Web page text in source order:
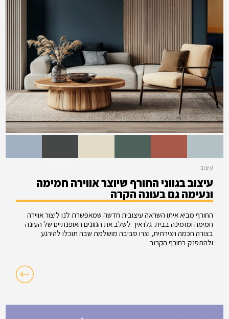
עיצוב
עיצוב בגווני החורף שיוצר אווירה חמימה
ונעימה גם בעונה הקרה
החורף מביא איתו השראה עיצובית חדשה שמאפשרת לנו ליצור אווירה
חמימה ומזמינה בבית. גלו איך לשלב את הגוונים האופנתיים של העונה
בצורה חכמה ויצירתית, וצרו סביבה מושלמת שבה תוכלו להירגע
ולהתפנק בחורף הקרוב.